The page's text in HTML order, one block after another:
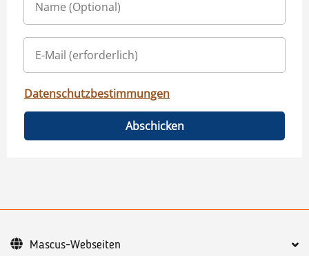
Datenschutzbestimmungen
Abschicken
Mascus-Webseiten